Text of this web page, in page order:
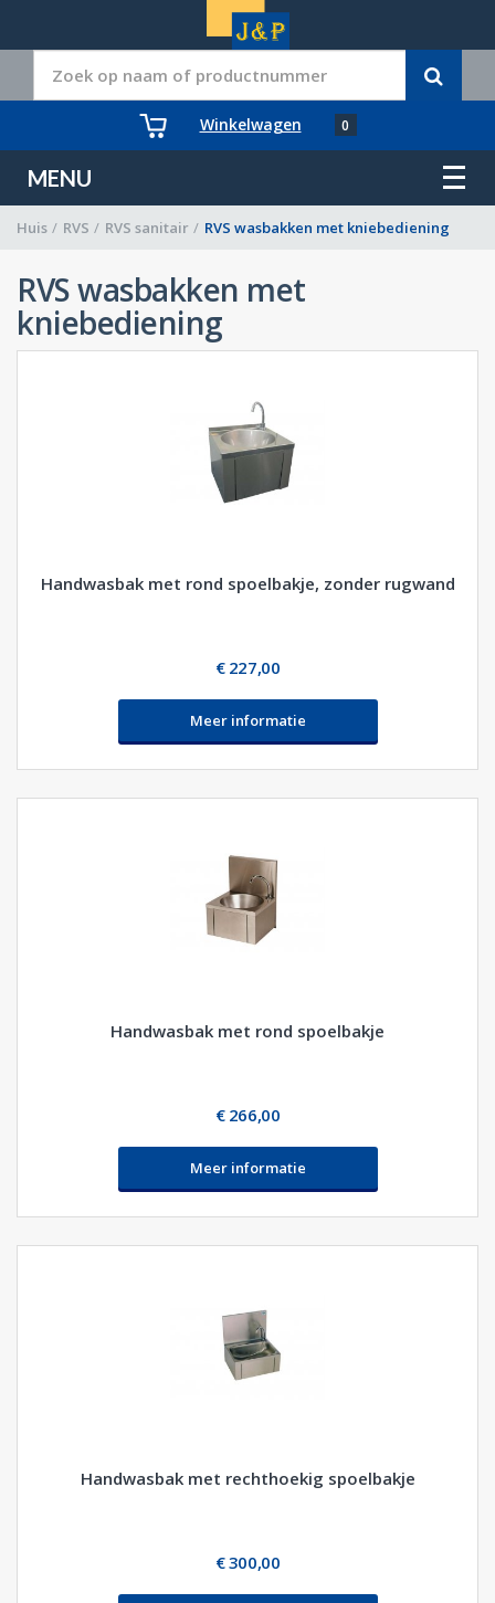
Winkelwagen 0
MENU
Huis / RVS / RVS sanitair / RVS wasbakken met kniebediening
RVS wasbakken met
kniebediening
Handwasbak met rond spoelbakje, zonder rugwand
€ 227,00
Meer informatie
Handwasbak met rond spoelbakje
€ 266,00
Meer informatie
Handwasbak met rechthoekig spoelbakje
€ 300,00